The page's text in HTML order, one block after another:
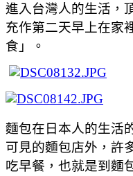
進入台灣人的生活，
充作第二天早上在家
食」。
麵包在日本人的生活
可見的麵包店外，許
吃早餐，也就是到麵